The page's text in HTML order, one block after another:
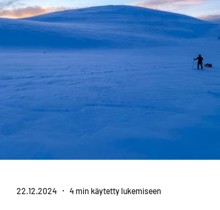
22.12.2024 4 min käytetty lukemiseen